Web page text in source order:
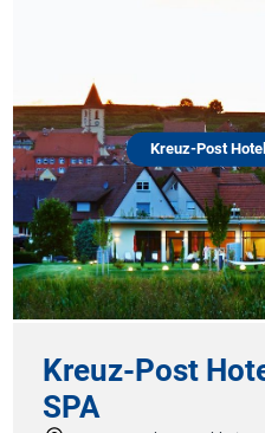
Kreuz-Post
Kreuz-Post
SPA